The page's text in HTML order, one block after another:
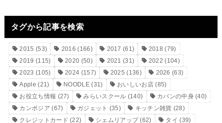
タグから記事を検索
2015 (53) 2016 (166) 2017 (61) 2018 (79)
2019 (115) 2020 (50) 2021 (31) 2022 (104)
2023 (105) 2024 (157) 2025 (136) 2026 (63)
Apple (21) NOODLE(31) おいしいお店(85)
お役立ち情報 (27) みらいスクール (140) カバンの中身(40)
カンボジア (67) ガジェット (35) キッチン雑貨 (28)
クレジットカード (22) シェムリアップ(62) タイ (39)